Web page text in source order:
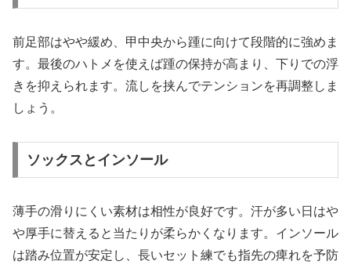
前足部はやや緩め、甲中央から踵に向けて段階的に強めま
す。最後のハトメを使えば踵の保持が高まり、下りでの浮
きを抑えられます。流しを挟んでテンションを再調整しま
しょう。
ソックスとインソール
薄手の滑りにくい素材は相性が良好です。汗が多い日はや
や厚手に替えると当たりが柔らかくなります。インソール
は踏み位置が安定し、長いセット練でも指先の痺れを予防